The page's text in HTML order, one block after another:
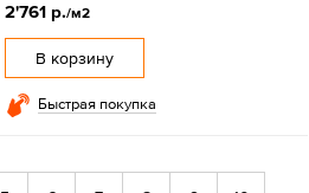
2'761 р./м2
В корзину
Быстрая покупка